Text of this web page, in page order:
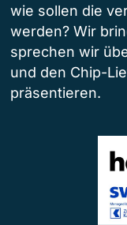
wie sollen die
werden? Wir
sprechen wir
und den Chip-
präsentieren.